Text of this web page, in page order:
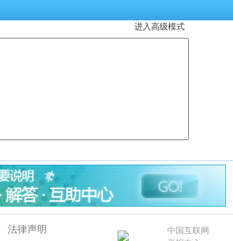
进入高级模式
法律声明
中国互联网